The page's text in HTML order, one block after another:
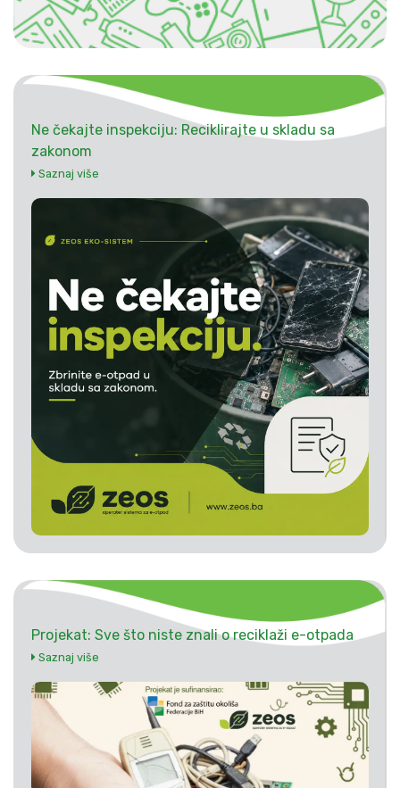
Ne čekajte inspekciju: Reciklirajte u skladu sa
zakonom
Saznaj više
Projekat: Sve što niste znali o reciklaži e-otpada
Saznaj više